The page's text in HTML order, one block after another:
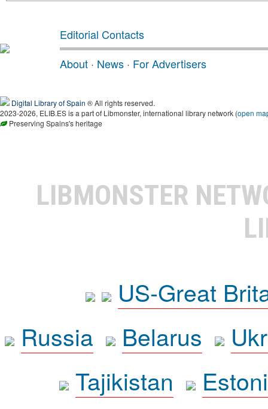
Editorial Contacts
About · News · For Advertisers
Digital Library of Spain ® All rights reserved.
2023-2026, ELIB.ES is a part of Libmonster, international library network (open
Preserving Spains's heritage
LIBMONSTER
US-Great
Russia
Belarus
Tajikistan